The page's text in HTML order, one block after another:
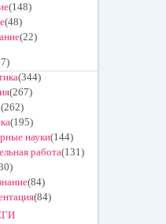
(148)
(48)
(22)
(344)
(267)
(262)
(195)
науки(144)
работа(131)
(84)
(84)